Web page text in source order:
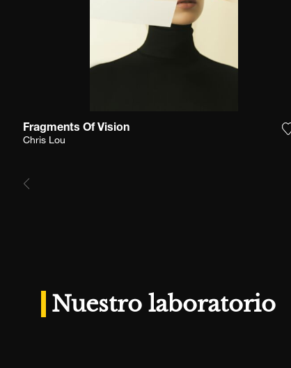
Fragments Of Vision
Chris Lou
Nuestro laboratorio